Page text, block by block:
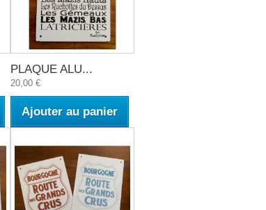
PLAQUE ALU...
20,00 €
Ajouter au panier